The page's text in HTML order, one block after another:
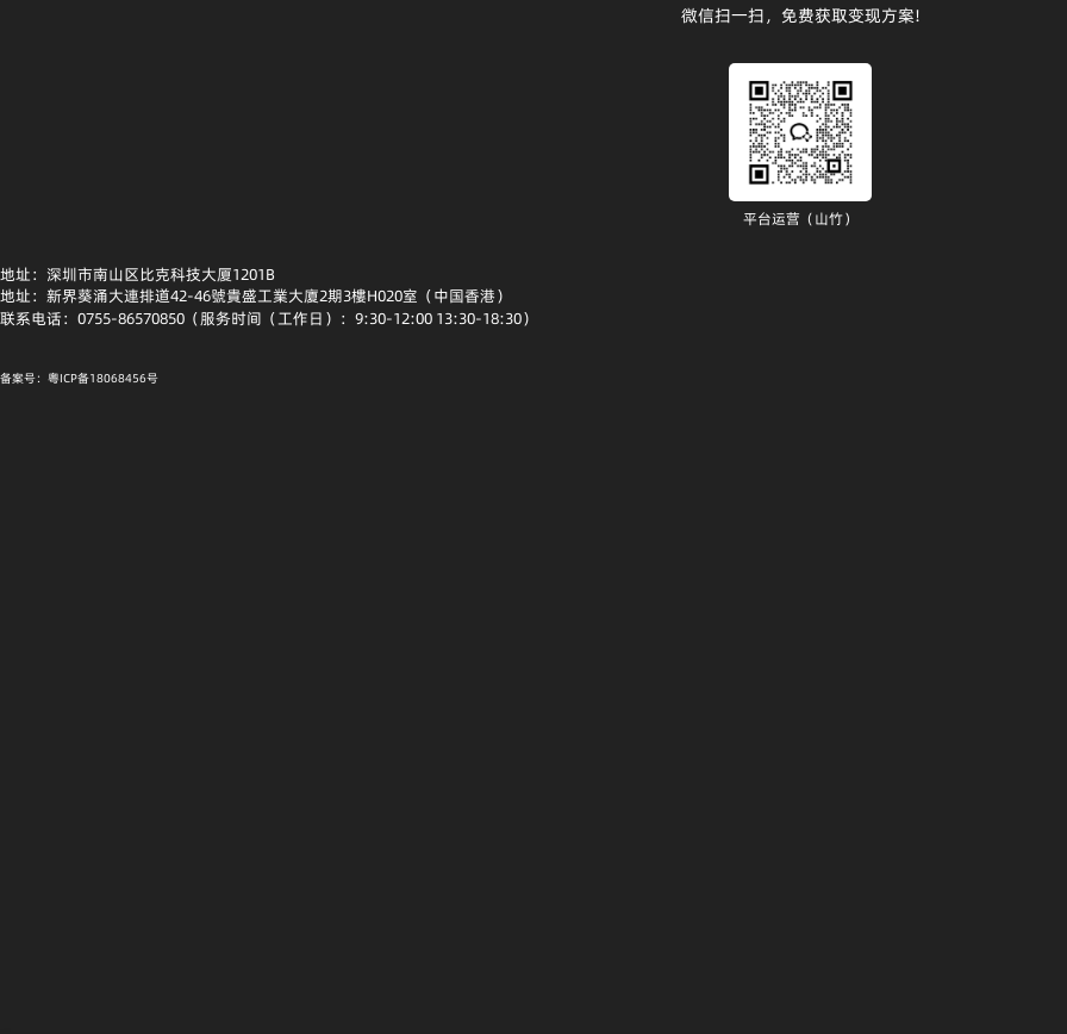
微信扫一扫，免费获取变现方案!
平台运营（山竹）
地址：深圳市南山区比克科技大厦1201B
地址：新界葵涌大連排道42-46號貴盛工業大廈2期3樓H020室（中国香港）
联系电话：0755-86570850（服务时间（工作日）：9:30-12:00 13:30-18:30）
备案号：粤ICP备18068456号